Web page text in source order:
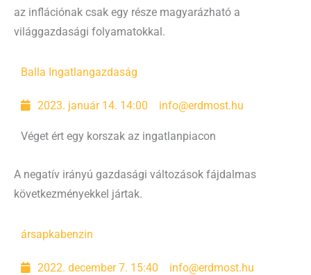
az inflációnak csak egy része magyarázható a
világgazdasági folyamatokkal.
Balla Ingatlangazdaság
2023. január 14. 14:00 info@erdmost.hu
Véget ért egy korszak az ingatlanpiacon
A negatív irányú gazdasági változások fájdalmas
következményekkel jártak.
ársapkabenzin
2022. december 7. 15:40 info@erdmost.hu